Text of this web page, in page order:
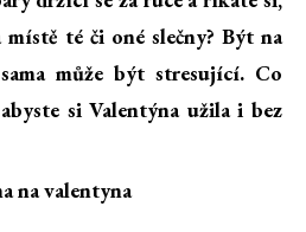
té či oné slečny? Být na
může být stresující. Co
si Valentýna užila i bez